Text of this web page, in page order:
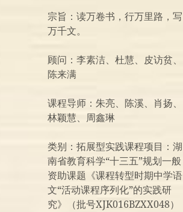
宗旨：读万卷书，行万里路，写
万千文。
顾问：李素洁、杜慧、皮访贫、
陈来满
课程导师：朱亮、陈溪、肖扬、
林颖慧、周鑫琳
类别：拓展型实践课程项目：湖
南省教育科学“十三五”规划一般
资助课题《课程转型时期中学语
文“活动课程序列化”的实践研
究》（批号XJK016BZXX048）